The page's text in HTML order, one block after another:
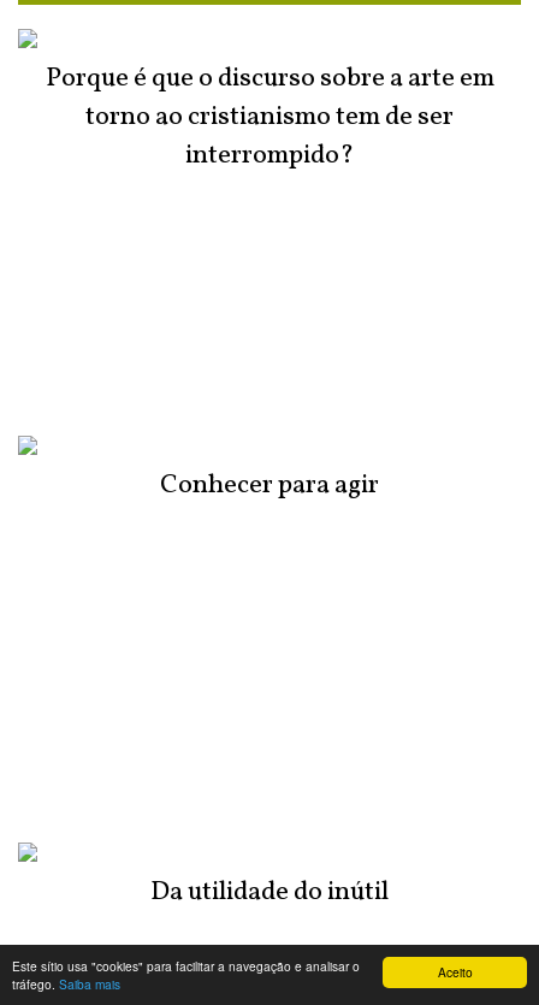
Aceito
Este sítio usa "cookies" para facilitar a navegação e analisar o
tráfego. Saiba mais
Porque é que o discurso sobre a arte em
torno ao cristianismo tem de ser
interrompido?
Conhecer para agir
Da utilidade do inútil